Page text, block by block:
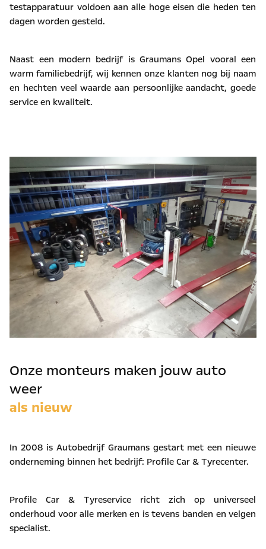
testapparatuur voldoen aan alle hoge eisen die heden ten
dagen worden gesteld.
Naast een modern bedrijf is Graumans Opel vooral een
warm familiebedrijf, wij kennen onze klanten nog bij naam
en hechten veel waarde aan persoonlijke aandacht, goede
service en kwaliteit.
Onze monteurs maken jouw auto
weer
als nieuw
In 2008 is Autobedrijf Graumans gestart met een nieuwe
onderneming binnen het bedrijf: Profile Car & Tyrecenter.
Profile Car & Tyreservice richt zich op universeel
onderhoud voor alle merken en is tevens banden en velgen
specialist.